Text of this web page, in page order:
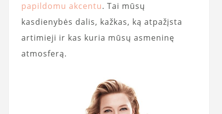
papildomu akcentu. Tai mūsų
kasdienybės dalis, kažkas, ką atpažįsta
artimieji ir kas kuria mūsų asmeninę
atmosferą.